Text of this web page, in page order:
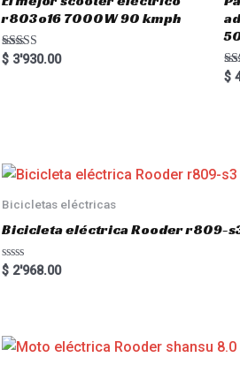
r803o16 7000W 90 kmph
Rated
5.00
$3'930.00
5.00
$
Bicicletas eléctricas
Bicicleta eléctrica Rooder r809-
R
a
o
u
$2'968.00